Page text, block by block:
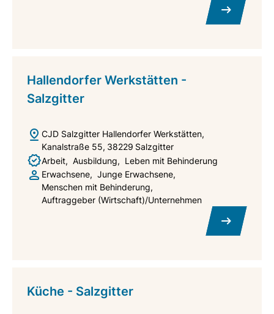
Hallendorfer Werkstätten -
Salzgitter
CJD Salzgitter Hallendorfer Werkstätten
Kanalstraße 55 38229 Salzgitter
Arbeit
Ausbildung
Leben mit Behinderung
Erwachsene
Junge Erwachsene
Menschen mit Behinderung
Auftraggeber (Wirtschaft)/Unternehmen
Küche - Salzgitter